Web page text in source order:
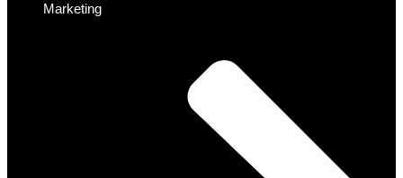
Marketing